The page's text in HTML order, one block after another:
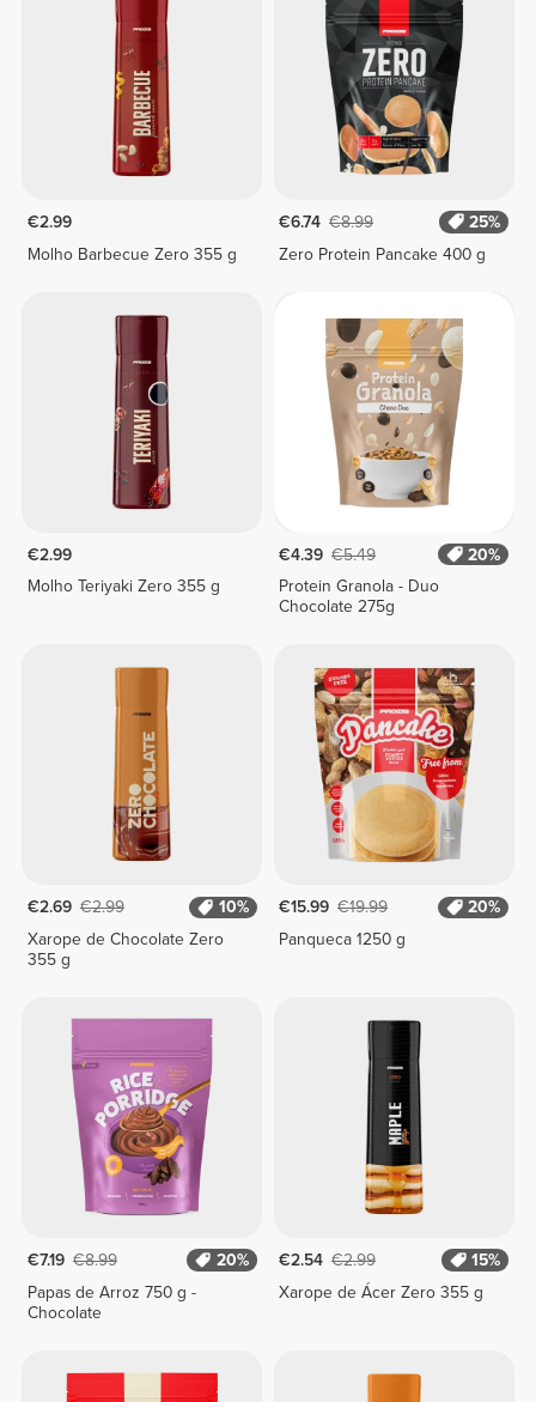
€2.99
Molho Barbecue Zero 355 g
€6.74 €8.99
25%
Zero Protein Pancake 400 g
€2.99
Molho Teriyaki Zero 355 g
€4.39 €5.49
20%
Protein Granola - Duo
Chocolate 275g
€2.69 €2.99
10%
Xarope de Chocolate Zero
355 g
€15.99 €19.99
20%
Panqueca 1250 g
€7.19 €8.99
20%
Papas de Arroz 750 g -
Chocolate
€2.54 €2.99
15%
Xarope de Ácer Zero 355 g